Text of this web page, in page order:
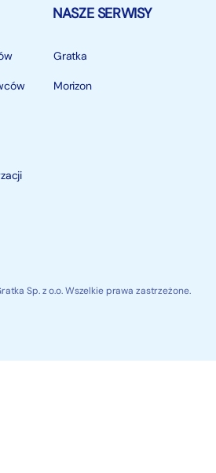
NASZE SERWISY
Gratka
Morizon
Sp. z o.o. Wszelkie prawa zastrzeżone.